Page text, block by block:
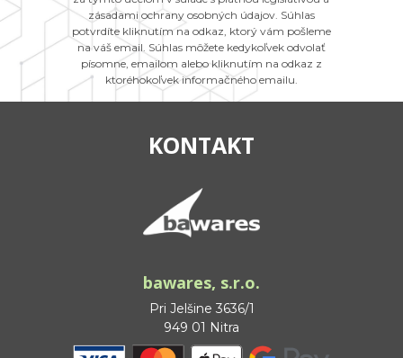
zásadami ochrany osobných údajov. Súhlas
potvrdíte kliknutím na odkaz, ktorý vám pošleme
na váš email. Súhlas môžete kedykoľvek odvolať
písomne, emailom alebo kliknutím na odkaz z
ktoréhokoľvek informačného emailu.
KONTAKT
bawares, s.r.o.
Pri Jelšine 3636/1
949 01 Nitra